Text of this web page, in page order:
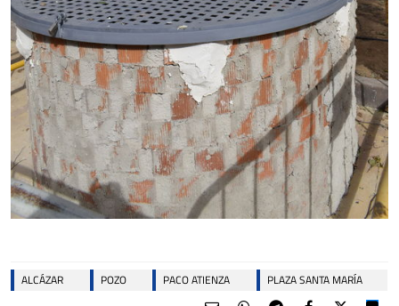
ALCÁZAR POZO PACO ATIENZA PLAZA SANTA MARÍA